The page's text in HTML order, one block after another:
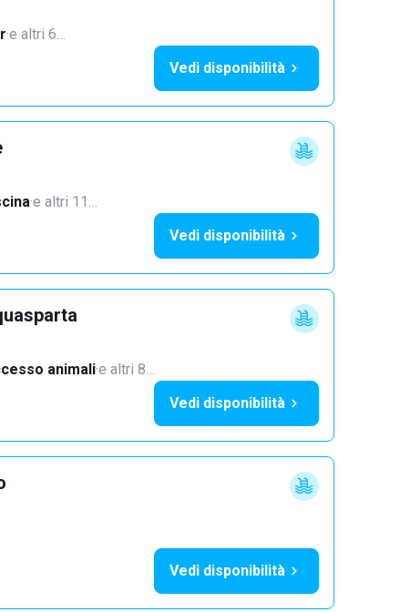
·e altri 6…
Vedi disponibilità
·e altri 11…
Vedi disponibilità
animali·e altri 8…
Vedi disponibilità
Vedi disponibilità